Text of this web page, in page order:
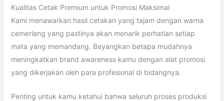
Kualitas Cetak Premium untuk Promosi Maksimal
Kami menawarkan hasil cetakan yang tajam dengan warna
cemerlang yang pastinya akan menarik perhatian setiap
mata yang memandang. Bayangkan betapa mudahnya
meningkatkan brand awareness kamu dengan alat promosi
yang dikerjakan oleh para profesional di bidangnya.
Penting untuk kamu ketahui bahwa seluruh proses produksi